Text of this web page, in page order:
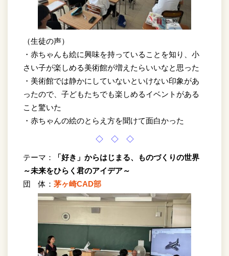
（生徒の声）
・赤ちゃんも絵に興味を持っていることを知り、小
さい子が楽しめる美術館が増えたらいいなと思った
・美術館では静かにしていないといけない印象があ
ったので、子どもたちでも楽しめるイベントがある
こと驚いた
・赤ちゃんの絵のとらえ方を聞けて面白かった
◇ ◇ ◇
テーマ：
「好き」からはじまる、ものづくりの世界
～未来をひらく君のアイデア～
団 体： 茅ヶ崎CAD部